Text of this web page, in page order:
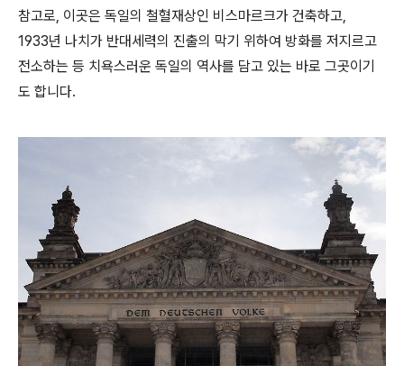
참고로, 이곳은 독일의 철혈재상인 비스마르크가 건축하고,
1933년 나치가 반대세력의 진출의 막기 위하여 방화를 저지르고
전소하는 등 치욕스러운 독일의 역사를 담고 있는 바로 그곳이기
도 합니다.